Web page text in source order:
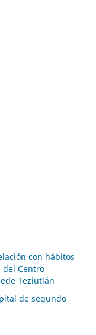
con hábitos
Centro
Teziutlán
de segundo